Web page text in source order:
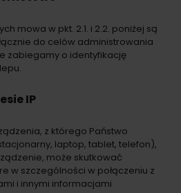
mowa w pkt. 2.1. i 2.2. poniżej są
do celów administrowania
zabiegamy o identyfikację
IP
z którego Państwo
laptop, tablet, telefon),
może skutkować
w szczególności w połączeniu z
i innymi informacjami